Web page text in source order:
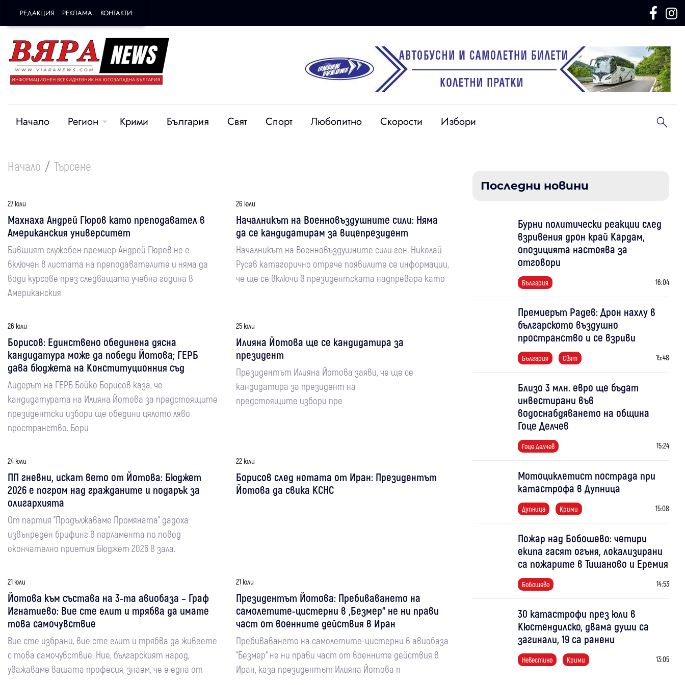
РЕДАКЦИЯ РЕКЛАМА КОНТАКТИ
Начало Регион Крими България Свят Спорт Любопитно Скорости Избори
Начало Търсене
27 юли
Махнаха Андрей Гюров като преподавател в
Американския университет
Бившият служебен премиер Андрей Гюров не е
включен в листата на преподавателите и няма да
води курсове през следващата учебна година в
Американския
26 юли
Началникът на Военновъздушните сили: Няма
да се кандидатирам за вицепрезидент
Началникът на Военновъздушните сили ген. Николай
Русев категорично отрече появилите се информации,
че ще се включи в президентската надпревара като
26 юли
Борисов: Единствено обединена дясна
кандидатура може да победи Йотова; ГЕРБ
дава бюджета на Конституционния съд
Лидерът на ГЕРБ Бойко Борисов каза, че
кандидатурата на Илияна Йотова за предстоящите
президентски избори ще обедини цялото ляво
пространство. Бори
25 юли
Илияна Йотова ще се кандидатира за
президент
Президентът Илияна Йотова заяви, че ще се
кандидатира за президент на
предстоящите избори пре
24 юли
ПП гневни, искат вето от Йотова: Бюджет
2026 е погром над гражданите и подарък за
олигархията
От партия "Продължаваме Промяната" дадоха
извънреден брифинг в парламента по повод
окончателно приетия Бюджет 2026 в зала.
22 юли
Борисов след нотата от Иран: Президентът
Йотова да свика КСНС
21 юли
Йотова към състава на 3-та авиобаза – Граф
Игнатиево: Вие сте елит и трябва да имате
това самочувствие
Вие сте избрани, вие сте елит и трябва да живеете
с това самочувствие. Ние, българският народ,
уважаваме вашата професия, знаем, че е една от
21 юли
Президентът Йотова: Пребиваването на
самолетите-цистерни в „Безмер“ не ни прави
част от военните действия в Иран
Пребиваването на самолетите-цистерни в авиобаза
“Безмер“ не ни прави част от военните действия в
Иран, каза президентът Илияна Йотова п
Последни новини
Бурни политически реакции след
взривения дрон край Кардам,
опозицията настоява за
отговори
България 16:04
Премиерът Радев: Дрон нахлу в
българското въздушно
пространство и се взриви
България Свят 15:48
Близо 3 млн. евро ще бъдат
инвестирани във
водоснабдяването на община
Гоце Делчев
Гоце Делчев 15:24
Мотоциклетист пострада при
катастрофа в Дупница
Дупница Крими 15:08
Пожар над Бобошево: четири
екипа гасят огъня, локализирани
са пожарите в Тишаново и Еремия
Бобошево 14:53
30 катастрофи през юли в
Кюстендилско, двама души са
загинали, 19 са ранени
Невестино Крими 13:05